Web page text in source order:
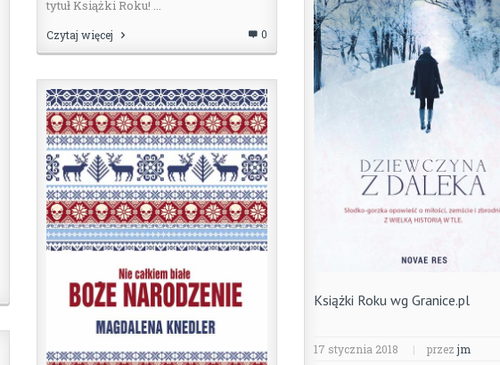
tytuł Książki Roku! ...
Czytaj więcej 0
Książki Roku wg Granice.pl
17 stycznia 2018 | przez jm